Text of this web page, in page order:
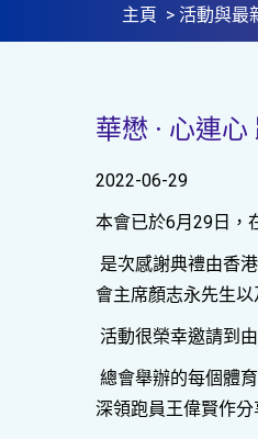
主頁 > 活動與最
華懋 · 心連
2022-06-29
本會已於6月29日，
是次感謝典禮由香
會主席顏志永先生
活動很榮幸邀請到
總會舉辦的每個體
深領跑員王偉賢作分